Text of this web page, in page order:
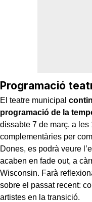
Programació
El teatre municipal
programació de la
dissabte 7 de març, a
complementàries per
Dones, es podrà veure
acaben en fade out, a
Wisconsin. Farà
sobre el passat recent:
artistes en la transició.